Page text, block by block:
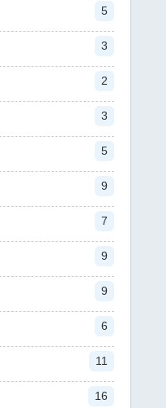
5
3
2
3
5
9
7
9
9
6
11
16